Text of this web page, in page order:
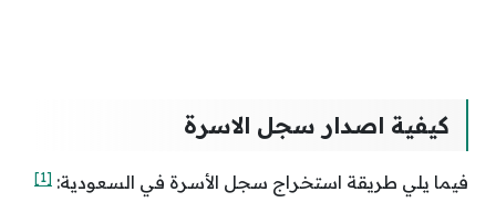
كيفية اصدار سجل الاسرة
فيما يلي طريقة استخراج سجل الأسرة في السعودية: [1]